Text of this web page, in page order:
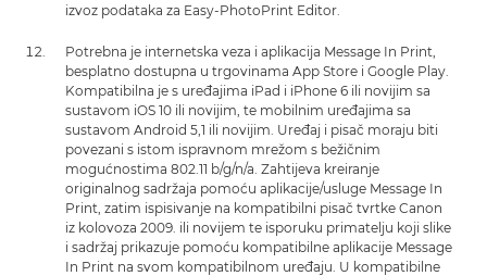
izvoz podataka za Easy-PhotoPrint Editor.
Potrebna je internetska veza i aplikacija Message In Print,
besplatno dostupna u trgovinama App Store i Google Play.
Kompatibilna je s uređajima iPad i iPhone 6 ili novijim sa
sustavom iOS 10 ili novijim, te mobilnim uređajima sa
sustavom Android 5,1 ili novijim. Uređaj i pisač moraju biti
povezani s istom ispravnom mrežom s bežičnim
mogućnostima 802.11 b/g/n/a. Zahtijeva kreiranje
originalnog sadržaja pomoću aplikacije/usluge Message In
Print, zatim ispisivanje na kompatibilni pisač tvrtke Canon
iz kolovoza 2009. ili novijem te isporuku primatelju koji slike
i sadržaj prikazuje pomoću kompatibilne aplikacije Message
In Print na svom kompatibilnom uređaju. U kompatibilne